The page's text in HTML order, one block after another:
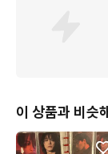
이 상품과 비슷